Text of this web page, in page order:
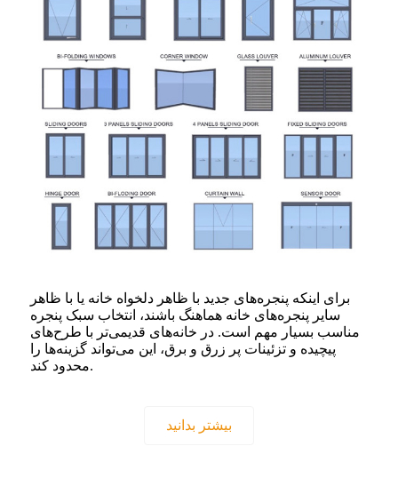
برای اینکه پنجره‌های جدید با ظاهر دلخواه خانه یا با ظاهر
سایر پنجره‌های خانه هماهنگ باشند، انتخاب سبک پنجره
مناسب بسیار مهم است. در خانه‌های قدیمی‌تر با طرح‌های
پیچیده و تزئینات پر زرق و برق، این می‌تواند گزینه‌ها را
محدود کند.
بیشتر بدانید